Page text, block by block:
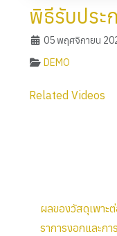
พิธีรับประ
05 พฤศจิกายน
DEMO
Related Videos
ผลของวัสดุเพาะ
ราการงอกและกา